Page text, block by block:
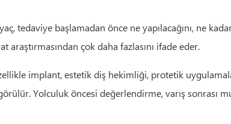
tedaviye başlamadan önce ne yapılacağını, ne
çok daha fazlasını ifade eder.
implant, estetik diş hekimliği, protetik
Yolculuk öncesi değerlendirme, varış sonrası